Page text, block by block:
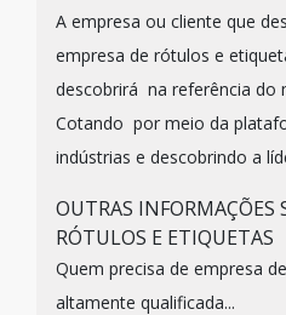
A empresa ou cliente que
empresa de rótulos e
descobrirá na referência do
Cotando por meio da
indústrias e descobrindo a
OUTRAS INFORMAÇÕES
RÓTULOS E ETIQUETAS
Quem precisa de empresa
altamente qualificada...